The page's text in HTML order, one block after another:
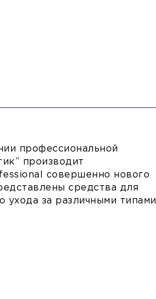
профессиональной
производит
совершенно нового
средства для
ухода за различными типами